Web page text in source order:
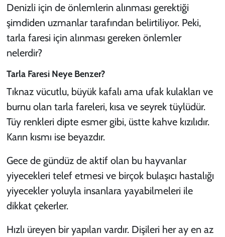
Denizli için de önlemlerin alınması gerektiği
şimdiden uzmanlar tarafından belirtiliyor. Peki,
tarla faresi için alınması gereken önlemler
nelerdir?
Tarla Faresi Neye Benzer?
Tıknaz vücutlu, büyük kafalı ama ufak kulakları ve
burnu olan tarla fareleri, kısa ve seyrek tüylüdür.
Tüy renkleri dipte esmer gibi, üstte kahve kızılıdır.
Karın kısmı ise beyazdır.
Gece de gündüz de aktif olan bu hayvanlar
yiyecekleri telef etmesi ve birçok bulaşıcı hastalığı
yiyecekler yoluyla insanlara yayabilmeleri ile
dikkat çekerler.
Hızlı üreyen bir yapıları vardır. Dişileri her ay en az